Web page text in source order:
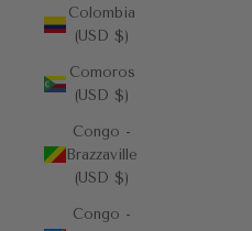
Colombia
(USD $)
Comoros
(USD $)
Congo -
Brazzaville
(USD $)
Congo -